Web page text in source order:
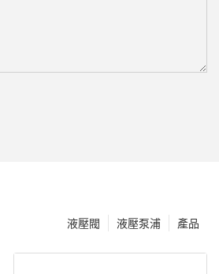
產品
液壓泵浦
液壓閥